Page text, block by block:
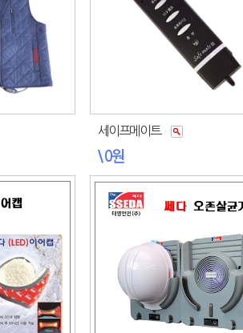
세이프메이트
\ 0원